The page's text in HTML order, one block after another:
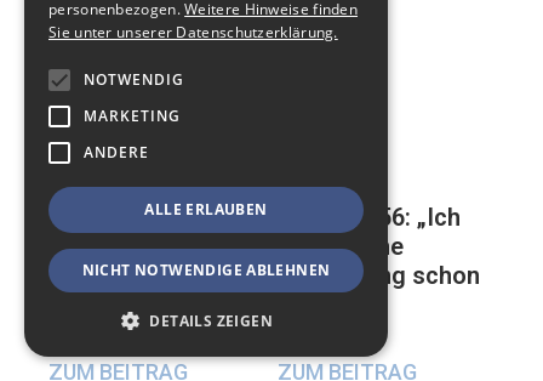
Auf der ewigen
Suche nach einer
glücklichen
Beziehung
23. Mai 2024
ZUM BEITRAG
Mathias, 56: „Ich
habe meine
Beerdigung schon
ZUM BEITRAG
personenbezogen.Weitere Hinweise finden
Sie unter unserer Datenschutzerklärung.
NOTWENDIG
MARKETING
ANDERE
ALLE ERLAUBEN
NICHT NOTWENDIGE ABLEHNEN
DETAILS ZEIGEN